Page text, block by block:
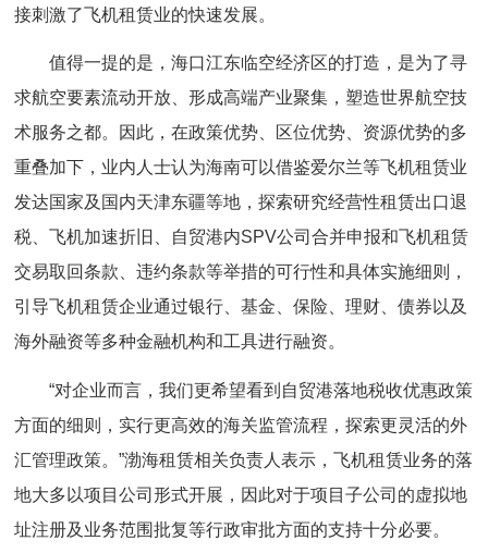
接刺激了飞机租赁业的快速发展。
值得一提的是，海口江东临空经济区的打造，是为了寻
求航空要素流动开放、形成高端产业聚集，塑造世界航空技
术服务之都。因此，在政策优势、区位优势、资源优势的多
重叠加下，业内人士认为海南可以借鉴爱尔兰等飞机租赁业
发达国家及国内天津东疆等地，探索研究经营性租赁出口退
税、飞机加速折旧、自贸港内SPV公司合并申报和飞机租赁
交易取回条款、违约条款等举措的可行性和具体实施细则，
引导飞机租赁企业通过银行、基金、保险、理财、债券以及
海外融资等多种金融机构和工具进行融资。
“对企业而言，我们更希望看到自贸港落地税收优惠政策
方面的细则，实行更高效的海关监管流程，探索更灵活的外
汇管理政策。”渤海租赁相关负责人表示，飞机租赁业务的落
地大多以项目公司形式开展，因此对于项目子公司的虚拟地
址注册及业务范围批复等行政审批方面的支持十分必要。